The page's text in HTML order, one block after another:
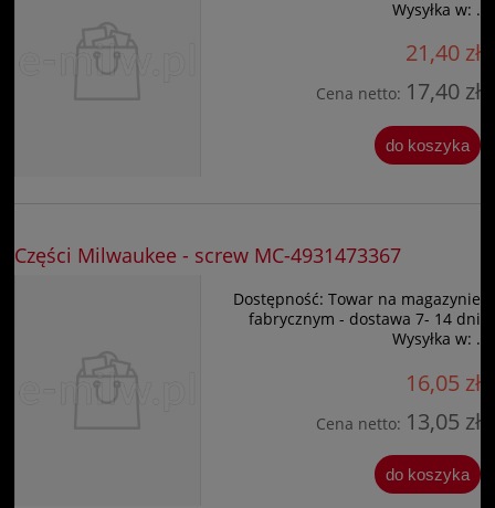
Wysyłka w: .
21,40 zł
Cena netto: 17,40 zł
do koszyka
Części Milwaukee - screw MC-4931473367
Dostępność: Towar na magazynie
fabrycznym - dostawa 7- 14 dni
Wysyłka w: .
16,05 zł
Cena netto: 13,05 zł
do koszyka